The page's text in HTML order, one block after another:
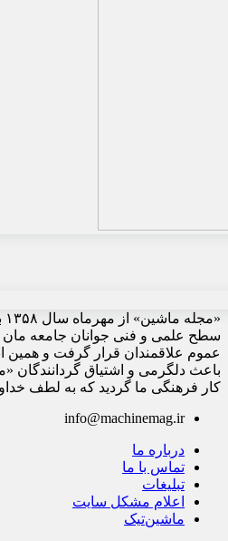
سطح علمی و فنی جوانان جامعه مان
عموم علاقمندان قرار گرفت و همین
باعث دلگرمی و اشتیاق گردانندگان
کار فرهنگی ما گردید که به لطف
info@machinemag.ir
درباره ما
تماس با ما
تبلیغات
اعلام مشکل سایت
ماشین‌تیک